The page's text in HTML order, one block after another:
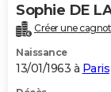
Dictionnaire
Biographies
Citations
Expressions
Proverbes
PROGRAMME TV
S'inscrire
Se connecter
Lycées
Collèges
Primaires
Universités
Entreprises
Service militaire
Avis de recherche
AVIS DE DÉCÈS
Sophie DE
Créer une
Naissance
13/01/1963 à Paris